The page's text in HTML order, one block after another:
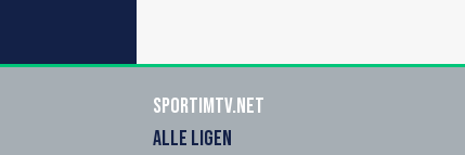
sportimtv.net
ALLE LIGEN